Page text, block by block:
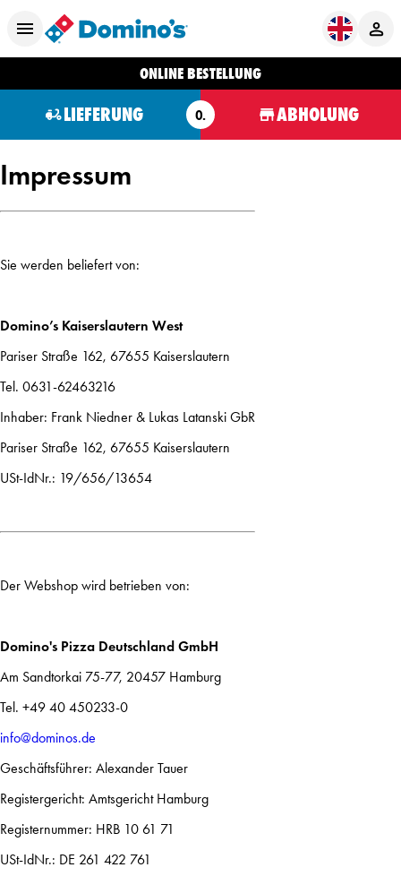
ONLINE BESTELLUNG
LIEFERUNG O. ABHOLUNG
Impressum
Sie werden beliefert von:
Domino’s Kaiserslautern West
Pariser Straße 162, 67655 Kaiserslautern
Tel. 0631-62463216
Inhaber: Frank Niedner & Lukas Latanski GbR
Pariser Straße 162, 67655 Kaiserslautern
USt-IdNr.: 19/656/13654
Der Webshop wird betrieben von:
Domino's Pizza Deutschland GmbH
Am Sandtorkai 75-77, 20457 Hamburg
Tel. +49 40 450233-0
info@dominos.de
Geschäftsführer: Alexander Tauer
Registergericht: Amtsgericht Hamburg
Registernummer: HRB 10 61 71
USt-IdNr.: DE 261 422 761